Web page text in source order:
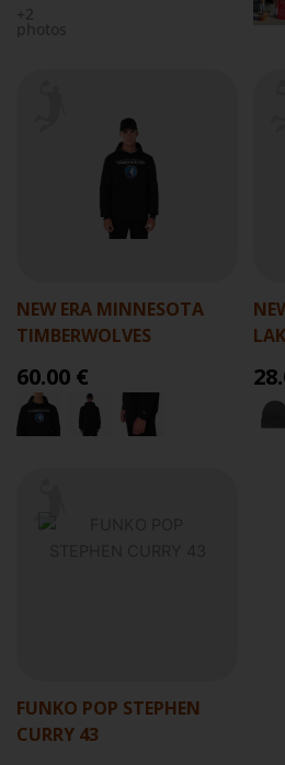
+2
photos
NEW ERA MINNESOTA
TIMBERWOLVES
60.00 €
FUNKO POP STEPHEN
CURRY 43